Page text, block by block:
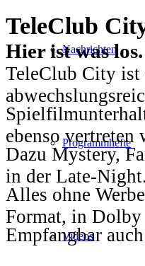
Nachrichten
Programmhefte
Videos
TeleClub
Hier ist was los.
TeleClub City ist
ebenso vertreten
Dazu Mystery,
in der Late-Night.
Alles ohne
Format, in
Empfangbar